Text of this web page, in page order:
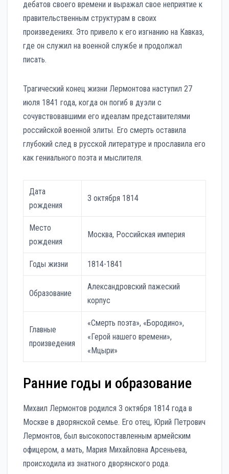
дебатов своего времени и выражал свое неприятие к
правительственным структурам в своих
произведениях. Это привело к его изгнанию на Кавказ,
где он служил на военной службе и продолжал
писать.
Трагический конец жизни Лермонтова наступил 27
июля 1841 года, когда он погиб в дуэли с
сочувствовавшими его идеалам представителями
российской военной элиты. Его смерть оставила
глубокий след в русской литературе и прославила его
как гениального поэта и мыслителя.
Дата
рождения
3 октября 1814
Место
рождения
Москва, Российская империя
Годы жизни 1814-1841
Образование
Александровский пажеский
корпус
Главные
произведения
«Смерть поэта», «Бородино»,
«Герой нашего времени»,
«Мцыри»
Ранние годы и образование
Михаил Лермонтов родился 3 октября 1814 года в
Москве в дворянской семье. Его отец, Юрий Петрович
Лермонтов, был высокопоставленным армейским
офицером, а мать, Мария Михайловна Арсеньева,
происходила из знатного дворянского рода.